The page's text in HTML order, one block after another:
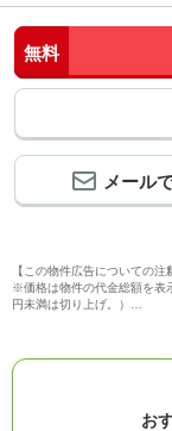
無料
メール
【この物件広告についての注
※価格は物件の代金総額を表
円未満は切り上げ。）
※写真に写っている、または
※建築条件付き土地価格には
※物件情報は、原則として情
※完成予想図はいずれも外構
※モデルルーム・モデルハウ
お